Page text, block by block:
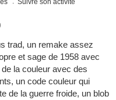
trad, un remake assez
et sage de 1958 avec
la couleur avec des
un code couleur qui
de la guerre froide, un blob